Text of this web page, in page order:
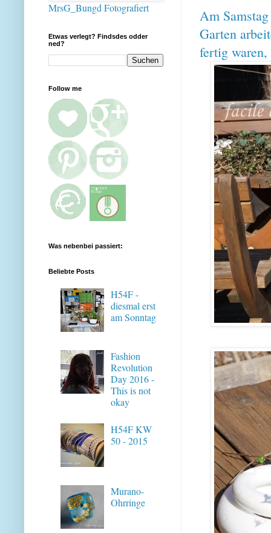
Am
Garten
fertig
MrsG_Bungd Fotografiert
Etwas verlegt? Findsdes odder
ned?
Follow me
Was nebenbei passiert:
Beliebte Posts
H54F -
diesmal erst
am Sonntag
Fashion
Revolution
Day 2016 -
This is not
okay
H54F KW
50 - 2015
Murano-
Ohrringe